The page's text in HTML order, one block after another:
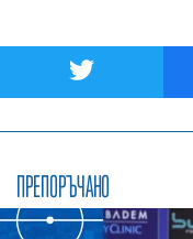
ПРЕПОРЪЧАНО